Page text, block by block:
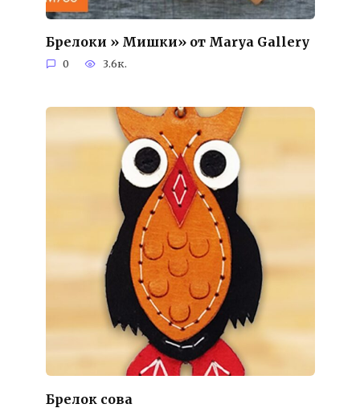
Брелоки » Мишки» от Marya Gallery
0 3.6к.
Брелок сова